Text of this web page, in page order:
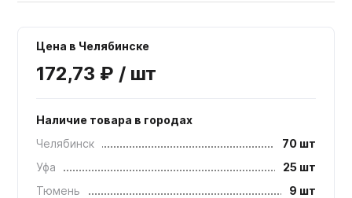
Цена в Челябинске
172,73 ₽ / шт
Наличие товара в городах
Челябинск
70 шт
Уфа
25 шт
Тюмень
9 шт